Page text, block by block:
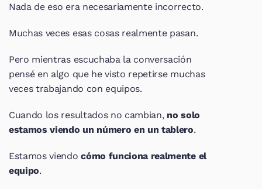
Nada de eso era necesariamente incorrecto.
Muchas veces esas cosas realmente pasan.
Pero mientras escuchaba la conversación
pensé en algo que he visto repetirse muchas
veces trabajando con equipos.
Cuando los resultados no cambian, no solo
estamos viendo un número en un tablero.
Estamos viendo cómo funciona realmente el
equipo.